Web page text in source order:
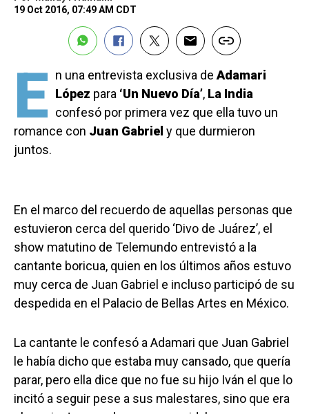
19 Oct 2016, 07:49 AM CDT
E n una entrevista exclusiva de Adamari
López para ‘Un Nuevo Día’, La India
confesó por primera vez que ella tuvo un
romance con Juan Gabriel y que durmieron
juntos.
En el marco del recuerdo de aquellas personas que
estuvieron cerca del querido ‘Divo de Juárez’, el
show matutino de Telemundo entrevistó a la
cantante boricua, quien en los últimos años estuvo
muy cerca de Juan Gabriel e incluso participó de su
despedida en el Palacio de Bellas Artes en México.
La cantante le confesó a Adamari que Juan Gabriel
le había dicho que estaba muy cansado, que quería
parar, pero ella dice que no fue su hijo Iván el que lo
incitó a seguir pese a sus malestares, sino que era